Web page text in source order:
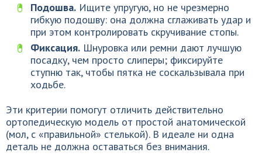
Подошва. Ищите упругую, но не чрезмерно
гибкую подошву: она должна сглаживать удар и
при этом контролировать скручивание стопы.
Фиксация. Шнуровка или ремни дают лучшую
посадку, чем просто слиперы; фиксируйте
ступню так, чтобы пятка не соскальзывала при
ходьбе.
Эти критерии помогут отличить действительно
ортопедическую модель от простой анатомической
(мол, с «правильной» стелькой). В идеале ни одна
деталь не должна оставаться без внимания.